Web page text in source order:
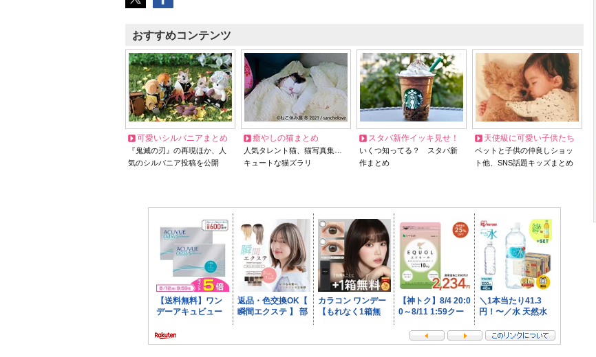
おすすめコンテンツ
可愛いシルバニアまとめ
『鬼滅の刃』の再現ほか、人
気のシルバニア投稿を公開
癒やしの猫まとめ
人気タレント猫、猫写真集…
キュートな猫ズラリ
スタバ新作イッキ見せ！
いくつ知ってる？ スタバ新
作まとめ
天使級に可愛い子供たち
ペットと子供の仲良しショッ
ト他、SNS話題キッズまとめ